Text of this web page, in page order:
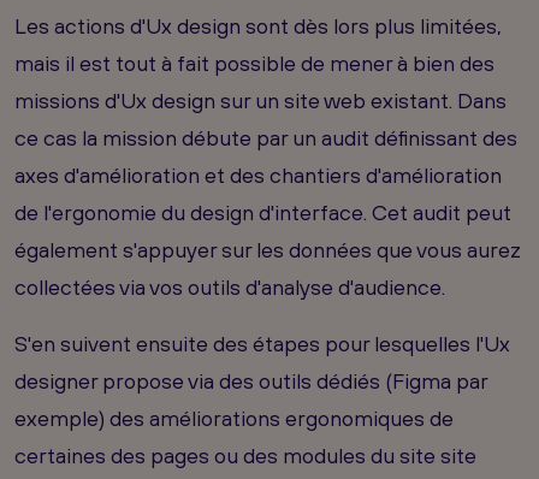
Les actions d'Ux design sont dès lors plus limitées,
mais il est tout à fait possible de mener à bien des
missions d'Ux design sur un site web existant. Dans
ce cas la mission débute par un audit définissant des
axes d'amélioration et des chantiers d'amélioration
de l'ergonomie du design d'interface. Cet audit peut
également s'appuyer sur les données que vous aurez
collectées via vos outils d'analyse d'audience.
S'en suivent ensuite des étapes pour lesquelles l'Ux
designer propose via des outils dédiés (Figma par
exemple) des améliorations ergonomiques de
certaines des pages ou des modules du site site